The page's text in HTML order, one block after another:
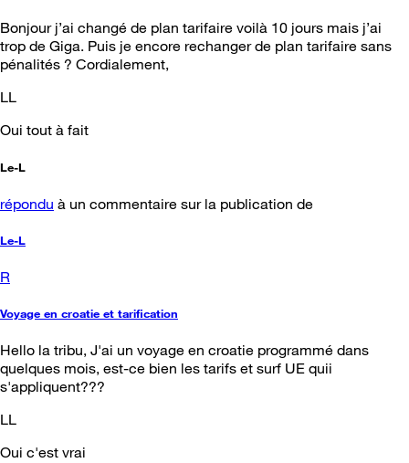
Bonjour j’ai changé de plan tarifaire voilà 10 jours mais j’ai
trop de Giga. Puis je encore rechanger de plan tarifaire sans
pénalités ? Cordialement,
LL
Oui tout à fait
Le-L
répondu à un commentaire sur la publication de
Le-L
R
Voyage en croatie et tarification
Hello la tribu, J'ai un voyage en croatie programmé dans
quelques mois, est-ce bien les tarifs et surf UE quii
s'appliquent???
LL
Oui c'est vrai